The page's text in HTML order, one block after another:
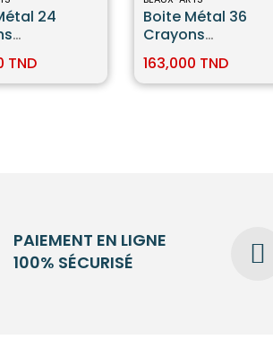
24
TND
Boite Métal 36
Crayons
Faber Castell
163,000 TND
PAIEMENT EN LIGNE
100% SÉCURISÉ